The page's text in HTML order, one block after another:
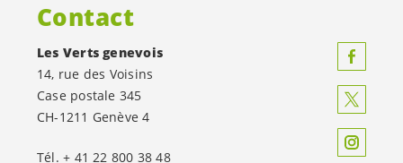
Contact
Les Verts genevois
14, rue des Voisins
Case postale 345
CH-1211 Genève 4
Tél. + 41 22 800 38 48